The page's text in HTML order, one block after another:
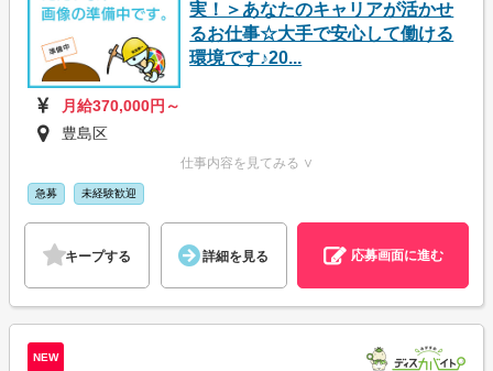
実！＞あなたのキャリアが活かせ
るお仕事☆大手で安心して働ける
環境です♪20...
月給370,000円～
豊島区
仕事内容を見てみる ∨
急募 未経験歓迎
キープする 詳細を見る 応募画面に進む
NEW